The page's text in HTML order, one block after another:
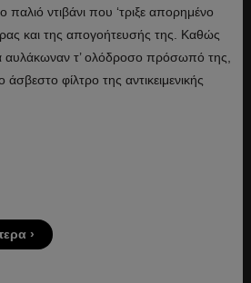
ντιβάνι που ‘τριξε απορημένο
και της απογοήτευσής της. Καθώς
αυλάκωναν τ’ ολόδροσο πρόσωπό της,
φίλτρο της αντικειμενικής
›